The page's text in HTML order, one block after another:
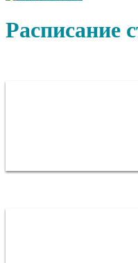
Расписание